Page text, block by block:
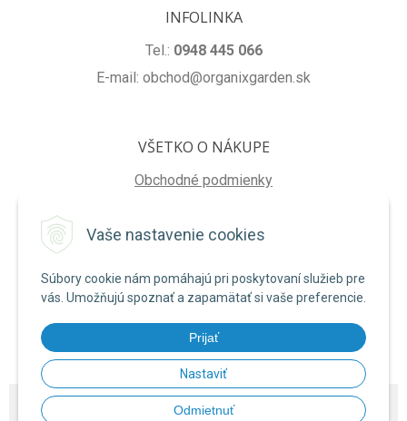
Vaše nastavenie cookies
Súbory cookie nám pomáhajú pri poskytovaní služieb pre
vás. Umožňujú spoznať a zapamätať si vaše preferencie.
Prijať
Nastaviť
Odmietnuť
INFOLINKA
Tel.: 0948 445 066
E-mail: obchod@organixgarden.sk
VŠETKO O NÁKUPE
Obchodné podmienky
Reklamačné podmienky
NA STIAHNUTIE
Formulár na odstúpenie od zmluvy
Poučenie o uplatnení práva na odstúpenie od zmluvy
© 2026 ORGANIXgarden • NextShop&e-shop Pohoda Connector NextCom